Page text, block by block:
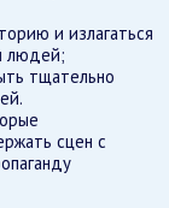
и излагаться
людей;
тщательно
сцен с